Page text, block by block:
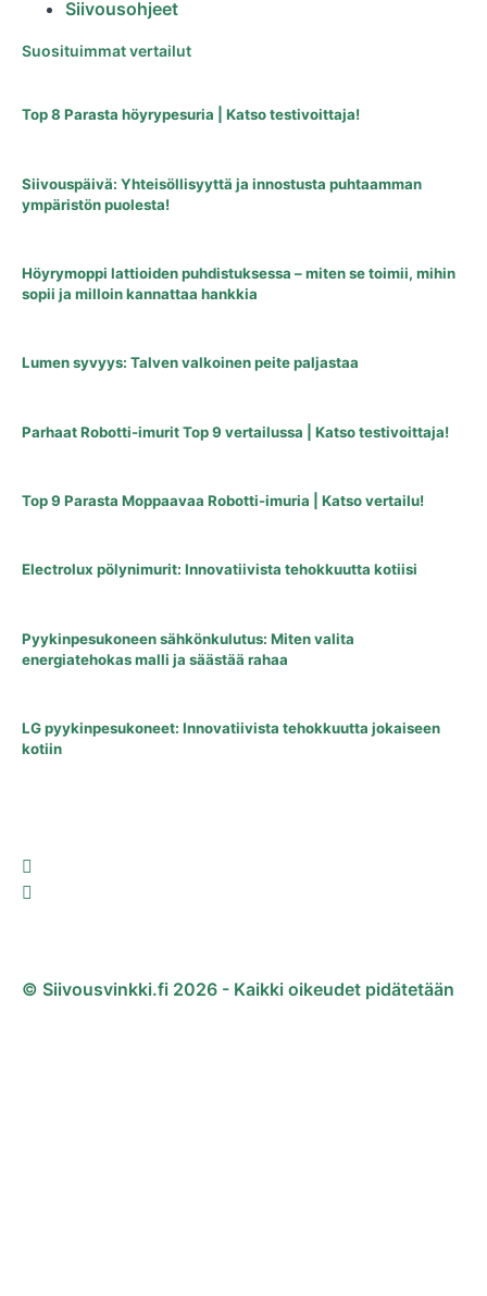
Siivousohjeet
Suosituimmat vertailut
Top 8 Parasta höyrypesuria | Katso testivoittaja!
Siivouspäivä: Yhteisöllisyyttä ja innostusta puhtaamman
ympäristön puolesta!
Höyrymoppi lattioiden puhdistuksessa – miten se toimii, mihin
sopii ja milloin kannattaa hankkia
Lumen syvyys: Talven valkoinen peite paljastaa
Parhaat Robotti-imurit Top 9 vertailussa | Katso testivoittaja!
Top 9 Parasta Moppaavaa Robotti-imuria | Katso vertailu!
Electrolux pölynimurit: Innovatiivista tehokkuutta kotiisi
Pyykinpesukoneen sähkönkulutus: Miten valita
energiatehokas malli ja säästää rahaa
LG pyykinpesukoneet: Innovatiivista tehokkuutta jokaiseen
kotiin
© Siivousvinkki.fi 2026 - Kaikki oikeudet pidätetään